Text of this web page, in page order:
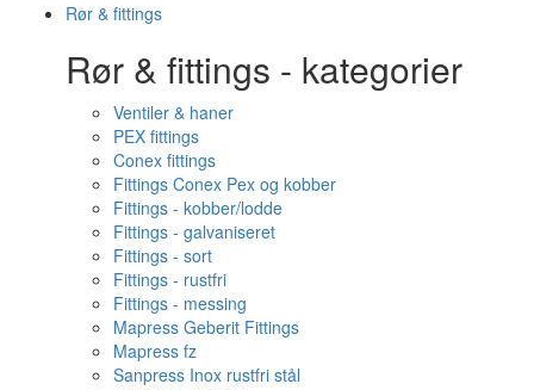
Rør & fittings
Rør & fittings - kategorier
Ventiler & haner
PEX fittings
Conex fittings
Fittings Conex Pex og kobber
Fittings - kobber/lodde
Fittings - galvaniseret
Fittings - sort
Fittings - rustfri
Fittings - messing
Mapress Geberit Fittings
Mapress fz
Sanpress Inox rustfri stål